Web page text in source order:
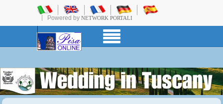
Powered by NETWORK PORTALI